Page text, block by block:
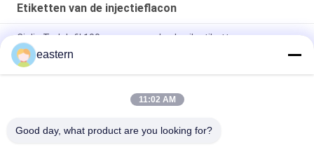
Etiketten van de injectieflacon
Cialis Tadalafil 100mg voor oraal gebruik etiketten
SS-31 Sterke kleefmiddelen Etiketten Peptide flacon
Etiketten
De Biomexlaboratoria archiveert Anabole Aangepaste
eastern
11:02 AM
Good day, what product are you looking for?